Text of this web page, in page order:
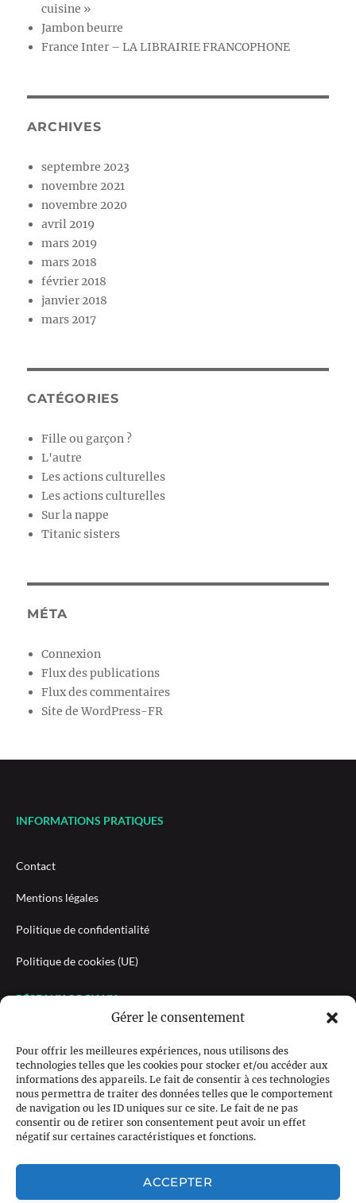
Gérer le consentement
Pour offrir les meilleures expériences, nous utilisons des
technologies telles que les cookies pour stocker et/ou accéder aux
informations des appareils. Le fait de consentir à ces technologies
nous permettra de traiter des données telles que le comportement
de navigation ou les ID uniques sur ce site. Le fait de ne pas
consentir ou de retirer son consentement peut avoir un effet
négatif sur certaines caractéristiques et fonctions.
ACCEPTER
cuisine »
Jambon beurre
France Inter – LA LIBRAIRIE FRANCOPHONE
ARCHIVES
septembre 2023
novembre 2021
novembre 2020
avril 2019
mars 2019
mars 2018
février 2018
janvier 2018
mars 2017
CATÉGORIES
Fille ou garçon ?
L'autre
Les actions culturelles
Les actions culturelles
Sur la nappe
Titanic sisters
MÉTA
Connexion
Flux des publications
Flux des commentaires
Site de WordPress-FR
INFORMATIONS PRATIQUES
Contact
Mentions légales
Politique de confidentialité
Politique de cookies (UE)
RÉSEAUX SOCIAUX
NEWSLETTER